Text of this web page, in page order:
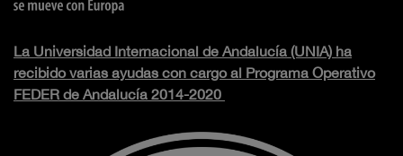
La Universidad Internacional de Andalucía (UNIA) ha
recibido varias ayudas con cargo al Programa Operativo
FEDER de Andalucía 2014-2020